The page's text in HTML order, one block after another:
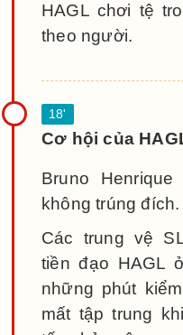
HAGL chơi tệ
theo người.
Cơ hội của
Bruno
không trúng đích.
Các trung vệ
tiền đạo HAGL
những phút
mất tập trung